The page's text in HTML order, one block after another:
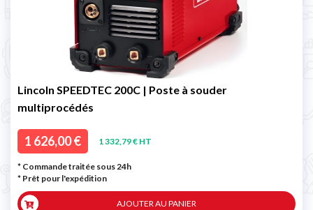
Lincoln SPEEDTEC 200C | Poste à souder
multiprocédés
1 626,00 € 1 332,79 € HT
* Commande traitée sous 24h
* Prêt pour l'expédition
AJOUTER AU PANIER